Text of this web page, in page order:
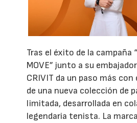
Tras el éxito de la campaña
MOVE” junto a su
CRIVIT da un paso más
de una nueva colección de
limitada, desarrollada en
legendaria tenista. La